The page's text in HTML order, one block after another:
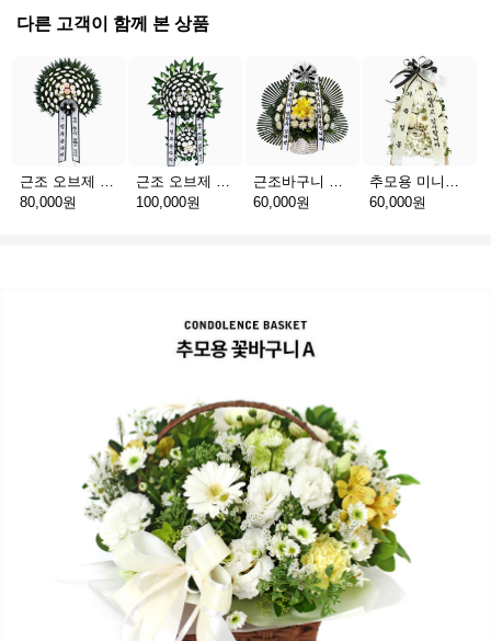
다른 고객이 함께 본 상품
80,000원
100,000원
60,000원
60,000원